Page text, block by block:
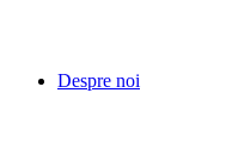
Despre noi